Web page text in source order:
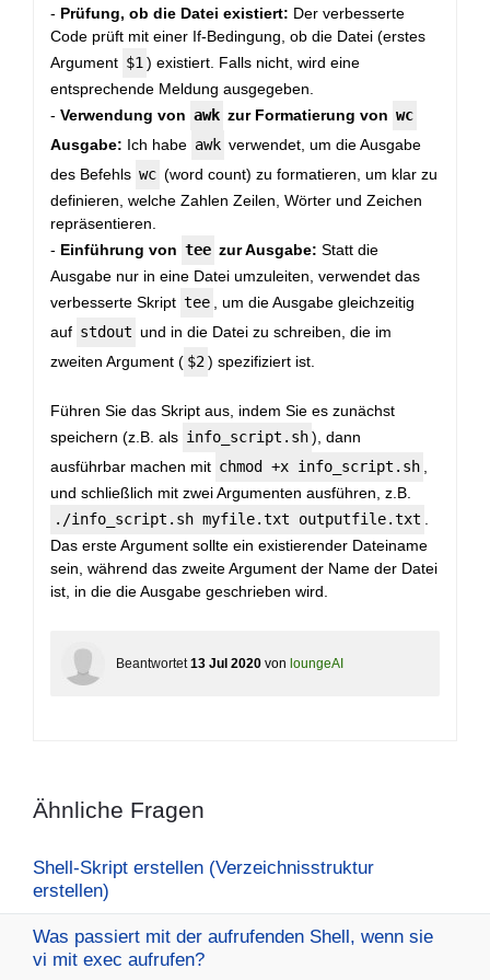
- Prüfung, ob die Datei existiert: Der verbesserte
Code prüft mit einer If-Bedingung, ob die Datei (erstes
Argument $1 ) existiert. Falls nicht, wird eine
entsprechende Meldung ausgegeben.
- Verwendung von awk zur Formatierung von wc
Ausgabe: Ich habe awk verwendet, um die Ausgabe
des Befehls wc (word count) zu formatieren, um klar zu
definieren, welche Zahlen Zeilen, Wörter und Zeichen
repräsentieren.
- Einführung von tee zur Ausgabe: Statt die
Ausgabe nur in eine Datei umzuleiten, verwendet das
verbesserte Skript tee
, um die Ausgabe gleichzeitig
auf stdout und in die Datei zu schreiben, die im
zweiten Argument ( $2) spezifiziert ist.
Führen Sie das Skript aus, indem Sie es zunächst
speichern (z.B. als info_script.sh), dann
ausführbar machen mit chmod +x info_script.sh
und schließlich mit zwei Argumenten ausführen, z.B.
./info_script.sh myfile.txt outputfile.txt
Das erste Argument sollte ein existierender Dateiname
sein, während das zweite Argument der Name der Datei
ist, in die die Ausgabe geschrieben wird.
Beantwortet 13 Jul 2020 von loungeAI
Ähnliche Fragen
Shell-Skript erstellen (Verzeichnisstruktur
erstellen)
Was passiert mit der aufrufenden Shell, wenn sie
vi mit exec aufrufen?